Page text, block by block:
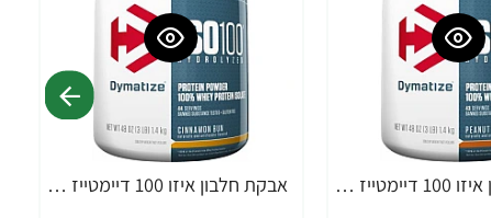
אבקת חלבון איזו 100 דיימטייז ISO 100 בטעם חמאת בוטנים 1.4 ק"ג - מבית Dymatize Nutrition
-21%
אבקת חלבון איזו 100 דיימטייז ISO 100 בטעם לחמניית קינמון 1.4 ק"ג - מבית Dymatize Nutrition